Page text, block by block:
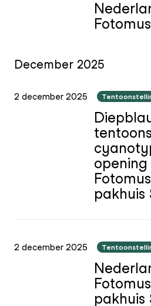
December 2025
2 december 2025
pakhuis
2 december 2025
pakhuis